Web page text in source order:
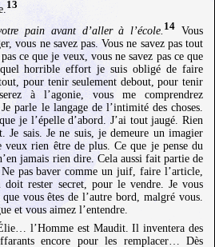
13
pain avant d’aller à l’école. 14 Vous
vous ne savez pas. Vous ne savez pas tout
ce que je veux, vous ne savez pas ce que
horrible effort je suis obligé de faire
pour tenir seulement debout, pour tenir
à l’agonie, vous me comprendrez
parle le langage de l’intimité des choses.
je l’épelle d’abord. J’ai tout jaugé. Rien
Je sais. Je ne suis, je demeure un imagier
rien être de plus. Ce que je pense du
jamais rien dire. Cela aussi fait partie de
pas baver comme un juif, faire l’article,
doit rester secret, pour le vendre. Je vous
vous êtes de l’autre bord, malgré vous.
et vous aimez l’entendre.
l’Homme est Maudit. Il inventera des
encore pour les remplacer… Dès